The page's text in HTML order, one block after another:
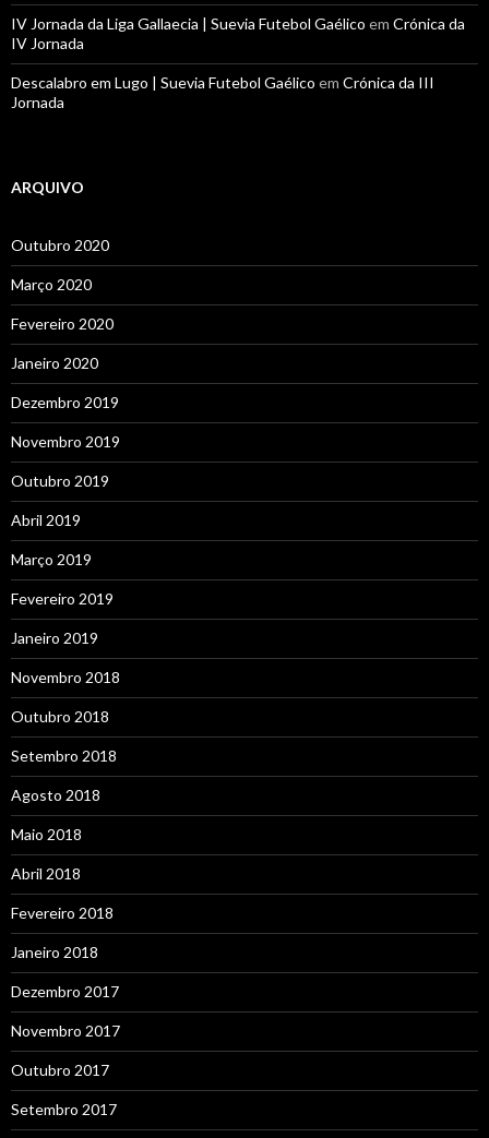
IV Jornada da Liga Gallaecia | Suevia Futebol Gaélico em Crónica da
IV Jornada
Descalabro em Lugo | Suevia Futebol Gaélico em Crónica da III
Jornada
ARQUIVO
Outubro 2020
Março 2020
Fevereiro 2020
Janeiro 2020
Dezembro 2019
Novembro 2019
Outubro 2019
Abril 2019
Março 2019
Fevereiro 2019
Janeiro 2019
Novembro 2018
Outubro 2018
Setembro 2018
Agosto 2018
Maio 2018
Abril 2018
Fevereiro 2018
Janeiro 2018
Dezembro 2017
Novembro 2017
Outubro 2017
Setembro 2017